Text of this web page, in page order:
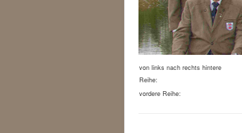
von links nach rechts hintere
Reihe:
vordere Reihe: